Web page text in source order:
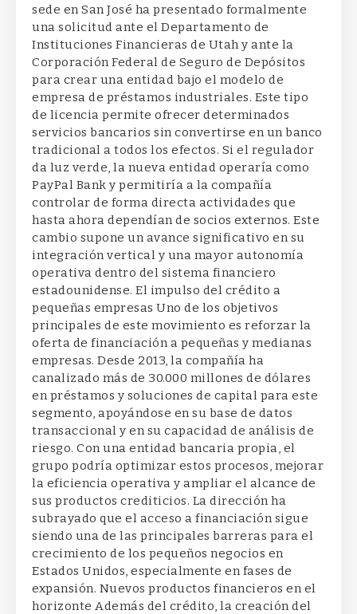
sede en San José ha presentado formalmente
una solicitud ante el Departamento de
Instituciones Financieras de Utah y ante la
Corporación Federal de Seguro de Depósitos
para crear una entidad bajo el modelo de
empresa de préstamos industriales. Este tipo
de licencia permite ofrecer determinados
servicios bancarios sin convertirse en un banco
tradicional a todos los efectos. Si el regulador
da luz verde, la nueva entidad operaría como
PayPal Bank y permitiría a la compañía
controlar de forma directa actividades que
hasta ahora dependían de socios externos. Este
cambio supone un avance significativo en su
integración vertical y una mayor autonomía
operativa dentro del sistema financiero
estadounidense. El impulso del crédito a
pequeñas empresas Uno de los objetivos
principales de este movimiento es reforzar la
oferta de financiación a pequeñas y medianas
empresas. Desde 2013, la compañía ha
canalizado más de 30.000 millones de dólares
en préstamos y soluciones de capital para este
segmento, apoyándose en su base de datos
transaccional y en su capacidad de análisis de
riesgo. Con una entidad bancaria propia, el
grupo podría optimizar estos procesos, mejorar
la eficiencia operativa y ampliar el alcance de
sus productos crediticios. La dirección ha
subrayado que el acceso a financiación sigue
siendo una de las principales barreras para el
crecimiento de los pequeños negocios en
Estados Unidos, especialmente en fases de
expansión. Nuevos productos financieros en el
horizonte Además del crédito, la creación del